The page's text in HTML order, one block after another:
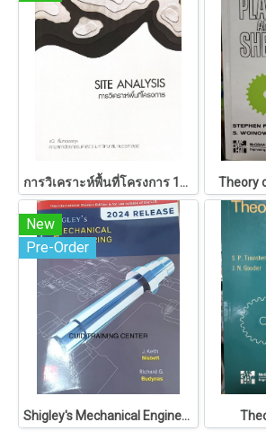
การวิเคราะห์พื้นที่โครงการ 146 Theory
New
Pre-Order
Shigley's Mechanical Engineering Design